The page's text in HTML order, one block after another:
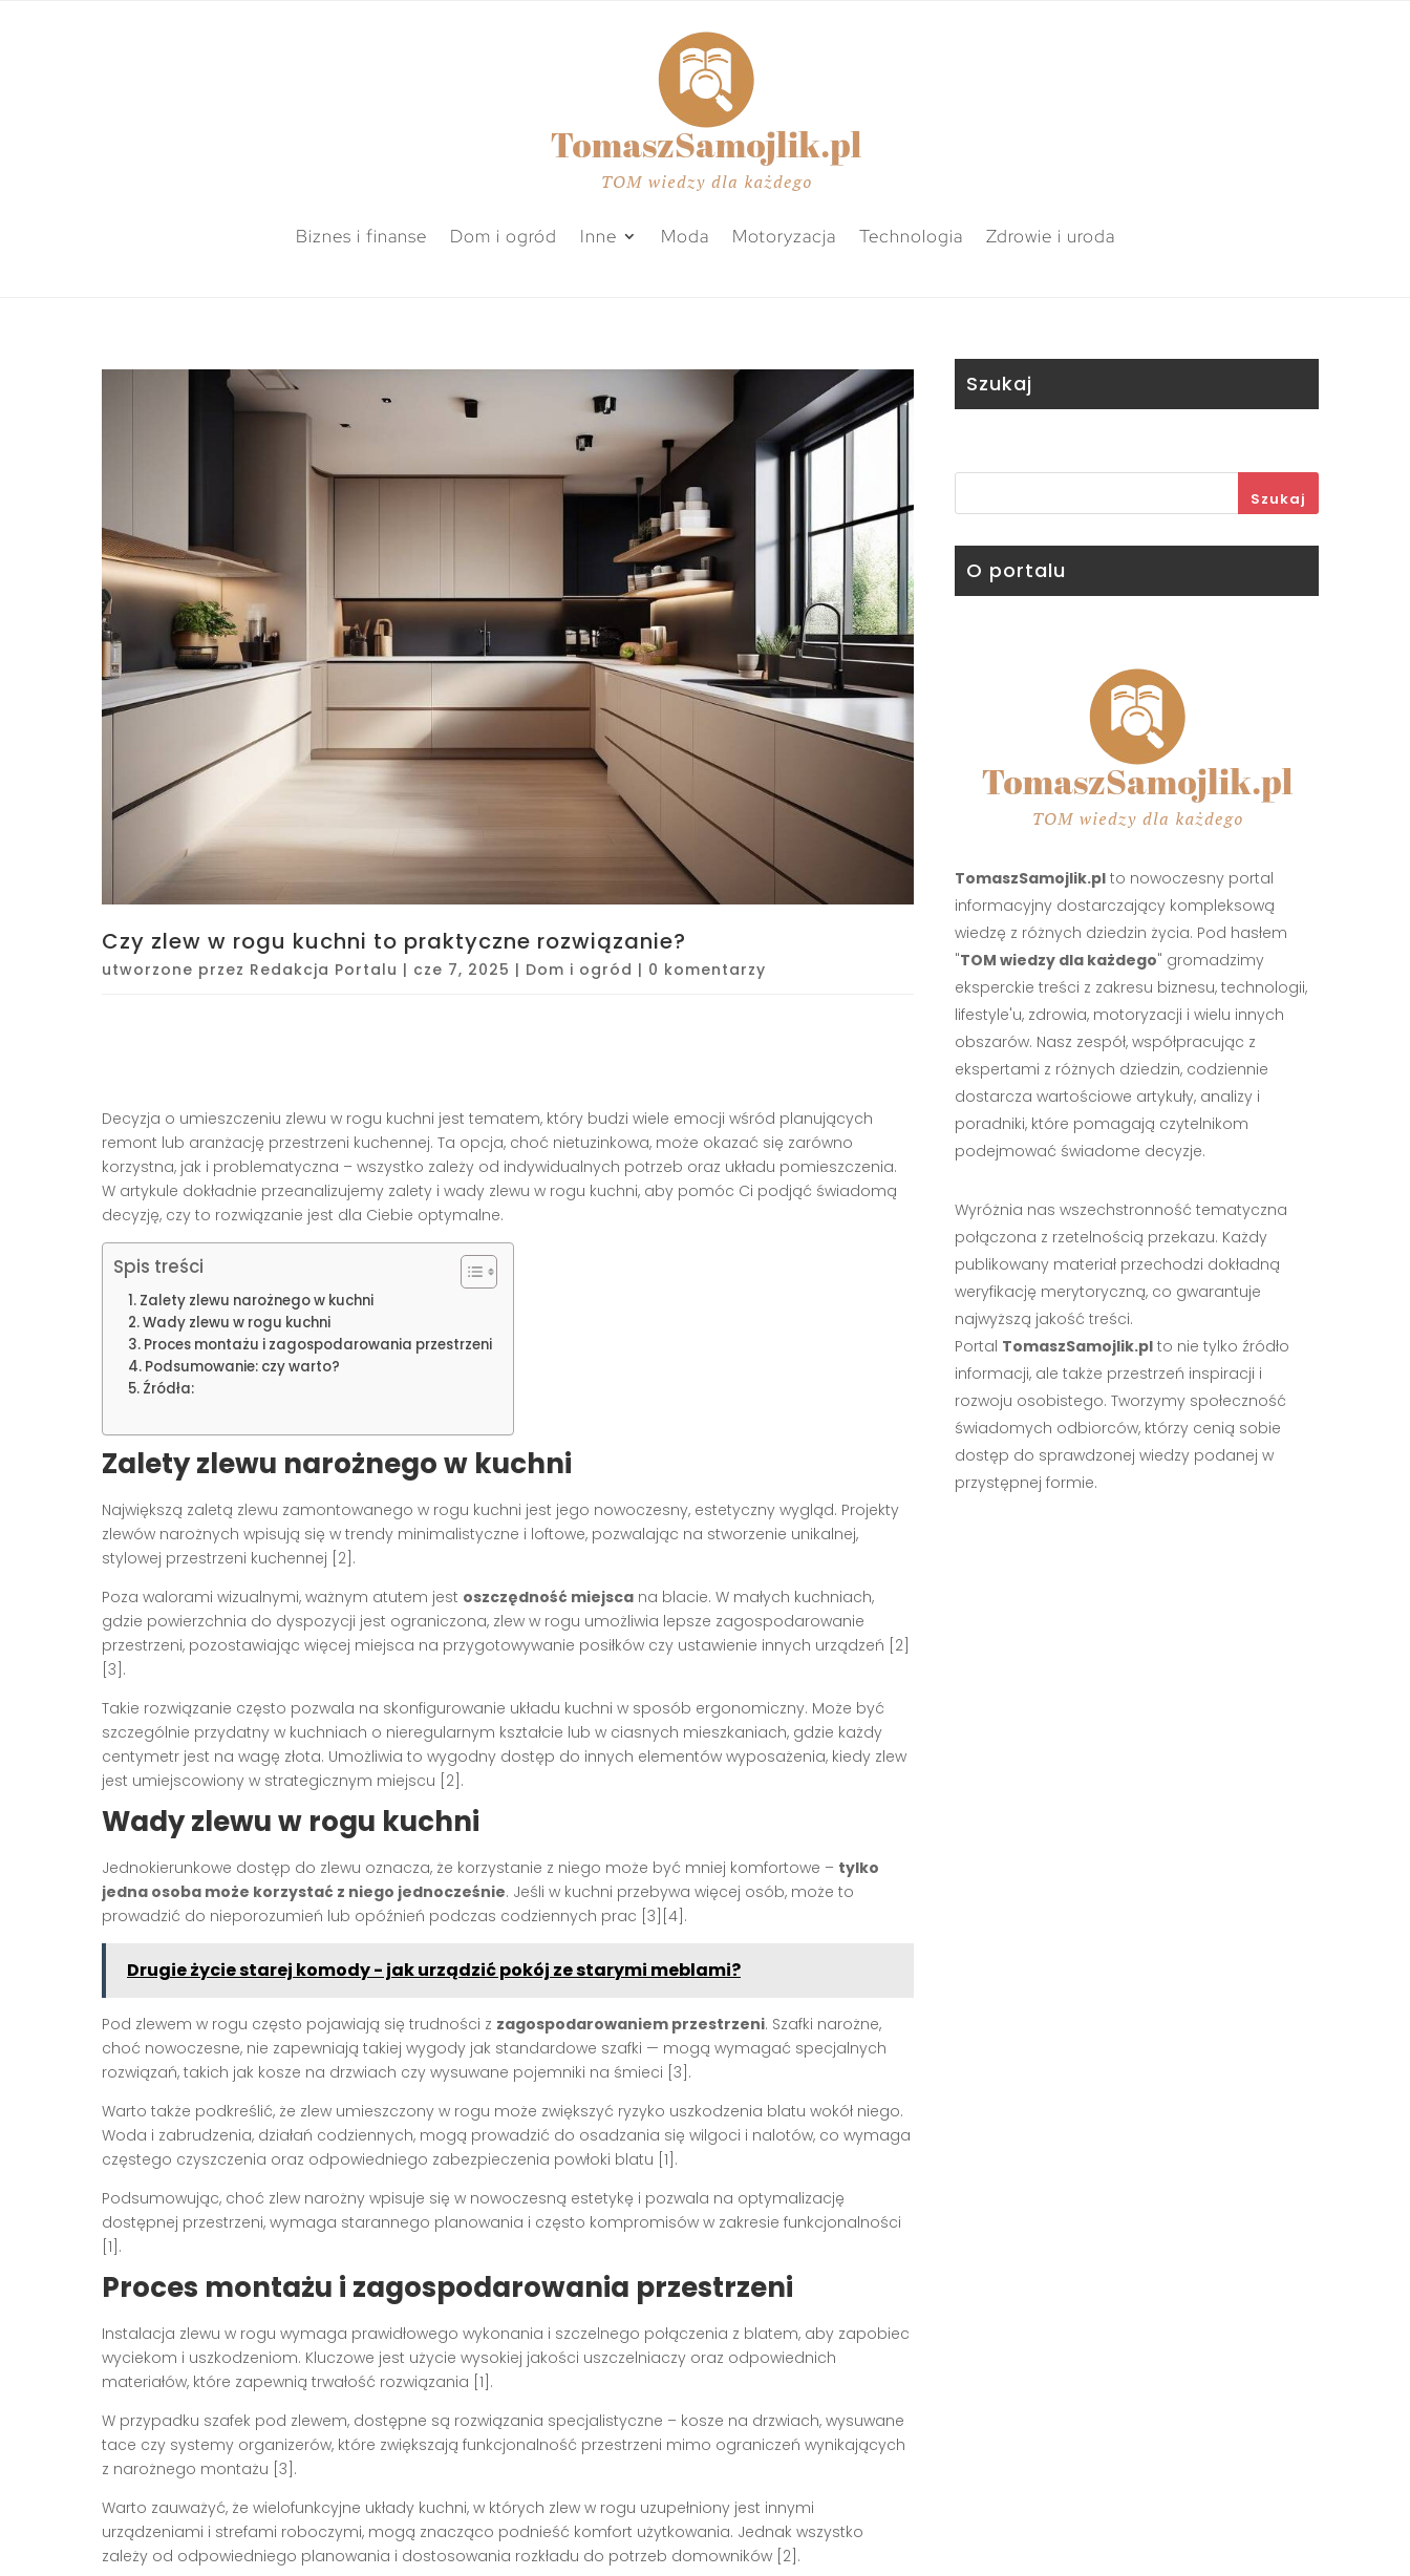
Biznes i finanse Dom i ogród Inne Moda Motoryzacja Technologia Zdrowie i uroda
Czy zlew w rogu kuchni to praktyczne rozwiązanie?
utworzone przez Redakcja Portalu | cze 7, 2025 | Dom i ogród | 0 komentarzy
Decyzja o umieszczeniu zlewu w rogu kuchni jest tematem, który budzi wiele emocji wśród planujących
remont lub aranżację przestrzeni kuchennej. Ta opcja, choć nietuzinkowa, może okazać się zarówno
korzystna, jak i problematyczna – wszystko zależy od indywidualnych potrzeb oraz układu pomieszczenia.
W artykule dokładnie przeanalizujemy zalety i wady zlewu w rogu kuchni, aby pomóc Ci podjąć świadomą
decyzję, czy to rozwiązanie jest dla Ciebie optymalne.
Spis treści
Zalety zlewu narożnego w kuchni
Wady zlewu w rogu kuchni
Proces montażu i zagospodarowania przestrzeni
Podsumowanie: czy warto?
Źródła:
Zalety zlewu narożnego w kuchni
Największą zaletą zlewu zamontowanego w rogu kuchni jest jego nowoczesny, estetyczny wygląd. Projekty
zlewów narożnych wpisują się w trendy minimalistyczne i loftowe, pozwalając na stworzenie unikalnej,
stylowej przestrzeni kuchennej [2].
Poza walorami wizualnymi, ważnym atutem jest oszczędność miejsca na blacie. W małych kuchniach,
gdzie powierzchnia do dyspozycji jest ograniczona, zlew w rogu umożliwia lepsze zagospodarowanie
przestrzeni, pozostawiając więcej miejsca na przygotowywanie posiłków czy ustawienie innych urządzeń [2]
[3].
Takie rozwiązanie często pozwala na skonfigurowanie układu kuchni w sposób ergonomiczny. Może być
szczególnie przydatny w kuchniach o nieregularnym kształcie lub w ciasnych mieszkaniach, gdzie każdy
centymetr jest na wagę złota. Umożliwia to wygodny dostęp do innych elementów wyposażenia, kiedy zlew
jest umiejscowiony w strategicznym miejscu [2].
Wady zlewu w rogu kuchni
Jednokierunkowe dostęp do zlewu oznacza, że korzystanie z niego może być mniej komfortowe – tylko
jedna osoba może korzystać z niego jednocześnie. Jeśli w kuchni przebywa więcej osób, może to
prowadzić do nieporozumień lub opóźnień podczas codziennych prac [3][4].
Drugie życie starej komody - jak urządzić pokój ze starymi meblami?
Pod zlewem w rogu często pojawiają się trudności z zagospodarowaniem przestrzeni. Szafki narożne,
choć nowoczesne, nie zapewniają takiej wygody jak standardowe szafki — mogą wymagać specjalnych
rozwiązań, takich jak kosze na drzwiach czy wysuwane pojemniki na śmieci [3].
Warto także podkreślić, że zlew umieszczony w rogu może zwiększyć ryzyko uszkodzenia blatu wokół niego.
Woda i zabrudzenia, działań codziennych, mogą prowadzić do osadzania się wilgoci i nalotów, co wymaga
częstego czyszczenia oraz odpowiedniego zabezpieczenia powłoki blatu [1].
Podsumowując, choć zlew narożny wpisuje się w nowoczesną estetykę i pozwala na optymalizację
dostępnej przestrzeni, wymaga starannego planowania i często kompromisów w zakresie funkcjonalności
[1].
Proces montażu i zagospodarowania przestrzeni
Instalacja zlewu w rogu wymaga prawidłowego wykonania i szczelnego połączenia z blatem, aby zapobiec
wyciekom i uszkodzeniom. Kluczowe jest użycie wysokiej jakości uszczelniaczy oraz odpowiednich
materiałów, które zapewnią trwałość rozwiązania [1].
W przypadku szafek pod zlewem, dostępne są rozwiązania specjalistyczne – kosze na drzwiach, wysuwane
tace czy systemy organizerów, które zwiększają funkcjonalność przestrzeni mimo ograniczeń wynikających
z narożnego montażu [3].
Warto zauważyć, że wielofunkcyjne układy kuchni, w których zlew w rogu uzupełniony jest innymi
urządzeniami i strefami roboczymi, mogą znacząco podnieść komfort użytkowania. Jednak wszystko
zależy od odpowiedniego planowania i dostosowania rozkładu do potrzeb domowników [2].
Szukaj
Szukaj
O portalu
TomaszSamojlik.plto nowoczesny portal
informacyjny dostarczający kompleksową
wiedzę z różnych dziedzin życia. Pod hasłem
"TOM wiedzy dla każdego" gromadzimy
eksperckie treści z zakresu biznesu, technologii,
lifestyle'u, zdrowia, motoryzacji i wielu innych
obszarów. Nasz zespół, współpracując z
ekspertami z różnych dziedzin, codziennie
dostarcza wartościowe artykuły, analizy i
poradniki, które pomagają czytelnikom
podejmować świadome decyzje.
Wyróżnia nas wszechstronność tematyczna
połączona z rzetelnością przekazu. Każdy
publikowany materiał przechodzi dokładną
weryfikację merytoryczną, co gwarantuje
najwyższą jakość treści.
Portal TomaszSamojlik.plto nie tylko źródło
informacji, ale także przestrzeń inspiracji i
rozwoju osobistego. Tworzymy społeczność
świadomych odbiorców, którzy cenią sobie
dostęp do sprawdzonej wiedzy podanej w
przystępnej formie.